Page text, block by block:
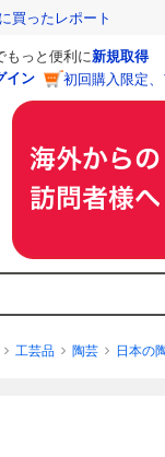
買ったレポート
もっと便利に新規取得
イン
初回購入限定
工芸品 陶芸 日本の